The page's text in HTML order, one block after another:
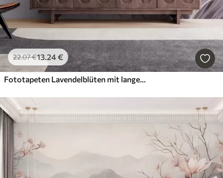
22.07€13.24€
Fototapeten Lavendelblüten mit langen Stielen und Blättern, sanfte Pastell-Strukturkunst